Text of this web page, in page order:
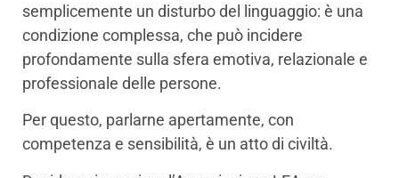
semplicemente un disturbo del linguaggio: è una
condizione complessa, che può incidere
profondamente sulla sfera emotiva, relazionale e
professionale delle persone.
Per questo, parlarne apertamente, con
competenza e sensibilità, è un atto di civiltà.